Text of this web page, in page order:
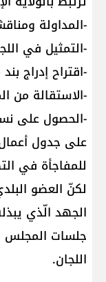
-المداولة
-التمثيل في
-اقتراح إدراج
-الاستقالة من
-الحصول على
للمفاجأة في
لكنّ العضو
الجهد الّذي
جلسات المجلس
اللجان.